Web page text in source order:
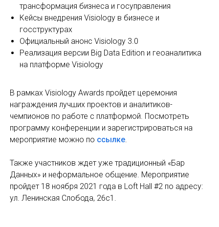
трансформация бизнеса и госуправления
Кейсы внедрения Visiology в бизнесе и
госструктурах
Официальный анонс Visiology 3.0
Реализация версии Big Data Edition и геоаналитика
на платформе Visiology
В рамках Visiology Awards пройдет церемония
награждения лучших проектов и аналитиков-
чемпионов по работе с платформой. Посмотреть
программу конференции и зарегистрироваться на
мероприятие можно по ссылке.
Также участников ждет уже традиционный «Бар
Данных» и неформальное общение. Мероприятие
пройдет 18 ноября 2021 года в Loft Hall #2 по адресу:
ул. Ленинская Слобода, 26c1.